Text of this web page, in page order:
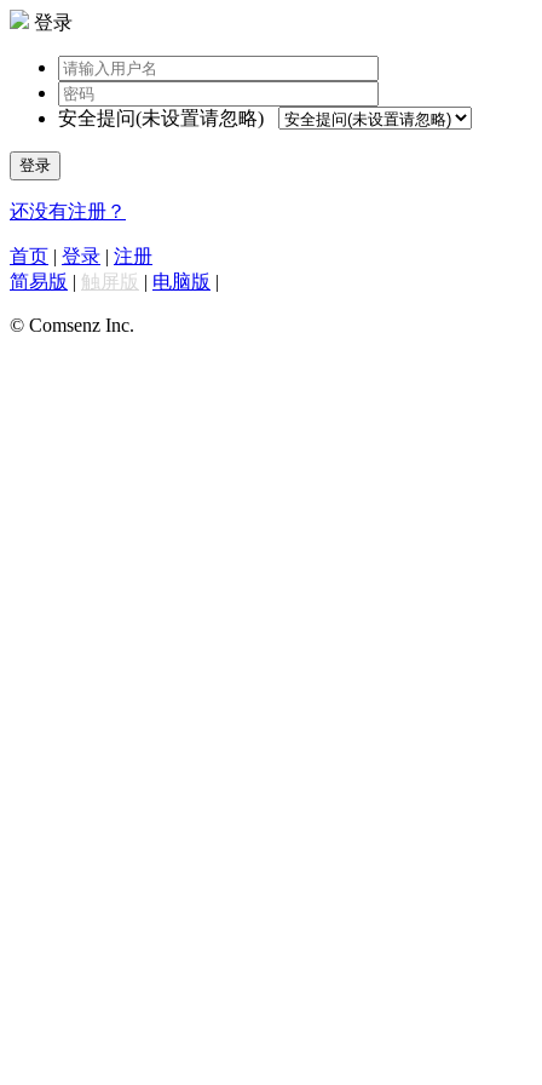
登录
安全提问(未设置请忽略)
登录
还没有注册？
首页 | 登录 | 注册
简易版 | 触屏版 | 电脑版 |
© Comsenz Inc.